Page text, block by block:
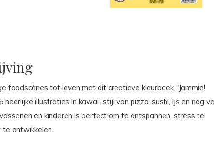
foodscènes tot leven met dit creatieve kleurboek. 'Jammie!
heerlijke illustraties in kawaii-stijl van pizza, sushi, ijs en nog
en kinderen is perfect om te ontspannen, stress te
te ontwikkelen.